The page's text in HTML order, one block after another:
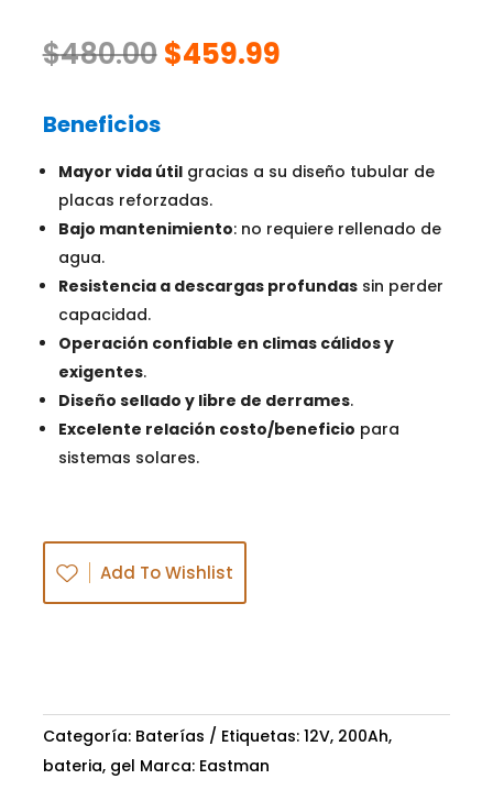
$480.00 El
$480.00.
$459.99El
$459.99.
Beneficios
Mayor vida útilgracias a su diseño tubular de
placas reforzadas.
Bajo mantenimiento: no requiere rellenado de
agua.
Resistencia a descargas profundassin perder
capacidad.
Operación confiable en climas cálidos y
exigentes.
Diseño sellado y libre de derrames.
Excelente relación costo/beneficio para
sistemas solares.
Add To Wishlist
Categoría: Baterías Etiquetas: 12V, 200Ah,
bateria, gel Marca: Eastman